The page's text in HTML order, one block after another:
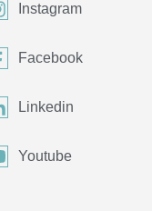
Instagram
Facebook
Linkedin
Youtube